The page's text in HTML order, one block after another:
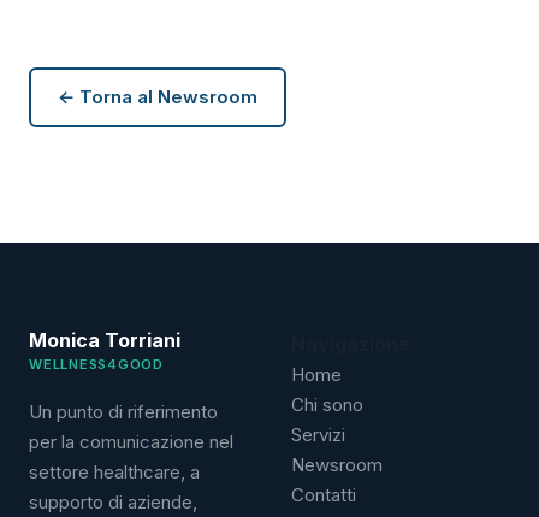
← Torna al Newsroom
Monica Torriani
WELLNESS4GOOD
Un punto di riferimento
per la comunicazione nel
settore healthcare, a
supporto di aziende,
Home
Chi sono
Servizi
Newsroom
Contatti